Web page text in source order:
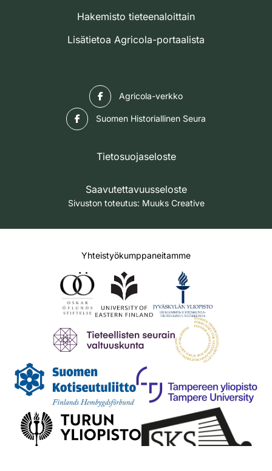
Hakemisto tieteenaloittain
Lisätietoa Agricola-portaalista
Agricola-verkko
Suomen Historiallinen Seura
Tietosuojaseloste
Saavutettavuusseloste
Sivuston toteutus: Muuks Creative
Yhteistyökumppaneitamme